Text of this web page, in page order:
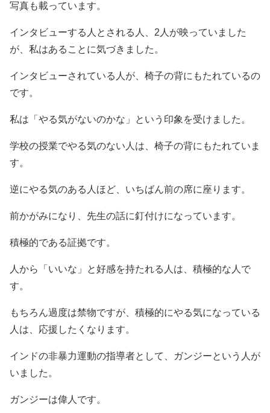
写真も載っています。
インタビューする人とされる人、2人が映っていました
が、私はあることに気づきました。
インタビューされている人が、椅子の背にもたれているの
です。
私は「やる気がないのかな」という印象を受けました。
学校の授業でやる気のない人は、椅子の背にもたれていま
す。
逆にやる気のある人ほど、いちばん前の席に座ります。
前かがみになり、先生の話に釘付けになっています。
積極的である証拠です。
人から「いいな」と好感を持たれる人は、積極的な人で
す。
もちろん過度は禁物ですが、積極的にやる気になっている
人は、応援したくなります。
インドの非暴力運動の指導者として、ガンジーという人が
いました。
ガンジーは偉人です。